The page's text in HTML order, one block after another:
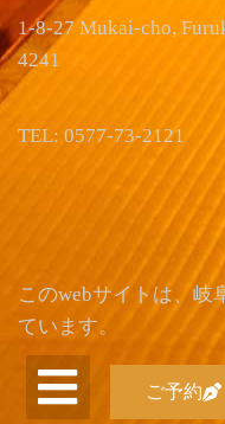
ご予約
1-8-27 Mukai-cho,
4241
TEL: 0577-73-2121
このwebサイトは、岐
ています。